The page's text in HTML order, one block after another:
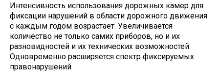
Интенсивность использования дорожных камер для
фиксации нарушений в области дорожного движения
с каждым годом возрастает. Увеличивается
количество не только самих приборов, но и их
разновидностей и их технических возможностей.
Одновременно расширяется спектр фиксируемых
правонарушений.